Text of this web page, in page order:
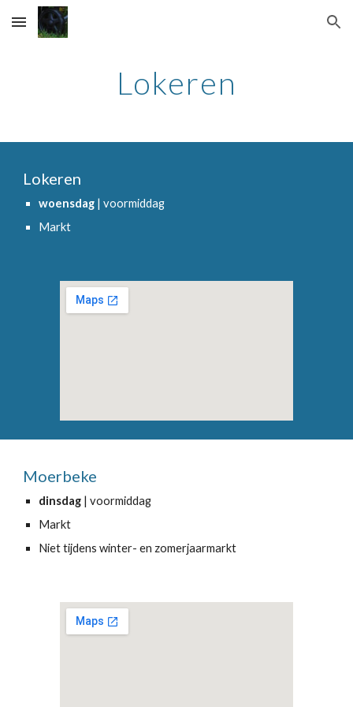
Skip to main content Skip to navigation
Lokeren
Lokeren
woensdag | voormiddag
Markt
Moerbeke
dinsdag | voormiddag
Markt
Niet tijdens winter- en zomerjaarmarkt